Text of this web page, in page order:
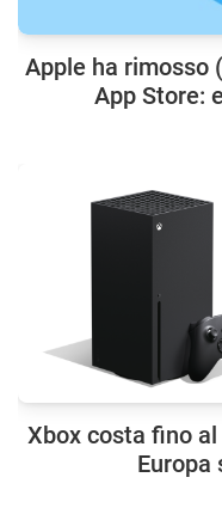
Apple ha rimosso
App Store:
Xbox costa fino
Europa